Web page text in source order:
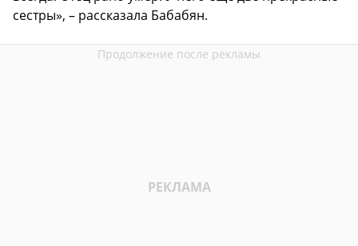
сестры», – рассказала Бабабян.